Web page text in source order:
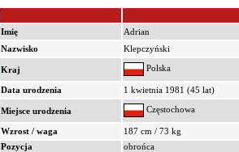
Imię
Adrian
Nazwisko
Klepczyński
Kraj Polska
Data urodzenia 1 kwietnia 1981 (45 lat)
Miejsce urodzenia Częstochowa
Wzrost / waga
187 cm / 73 kg
Pozycja obrońca